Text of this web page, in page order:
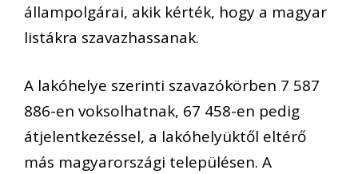
állampolgárai, akik kérték, hogy a magyar
listákra szavazhassanak.
A lakóhelye szerinti szavazókörben 7 587
886-en voksolhatnak, 67 458-en pedig
átjelentkezéssel, a lakóhelyüktől eltérő
más magyarországi településen. A